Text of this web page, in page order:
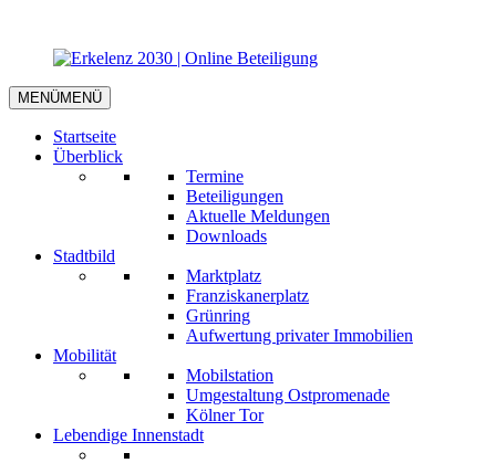
MENÜMENÜ
Startseite
Überblick
Termine
Beteiligungen
Aktuelle Meldungen
Downloads
Stadtbild
Marktplatz
Franziskanerplatz
Grünring
Aufwertung privater Immobilien
Mobilität
Mobilstation
Umgestaltung Ostpromenade
Kölner Tor
Lebendige Innenstadt